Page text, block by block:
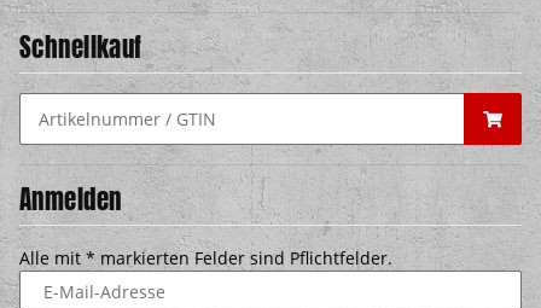
Schnellkauf
Anmelden
Alle mit * markierten Felder sind Pflichtfelder.
E-Mail-Adresse